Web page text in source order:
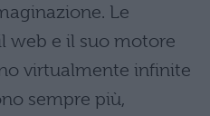
Le
web e il suo motore
virtualmente infinite
sempre più,